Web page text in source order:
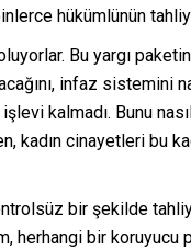
hükümlünün
Bu yargı
infaz
işlevi kalmadı. Bunu
kadın cinayetleri bu
bir şekilde
herhangi bir koruyucu